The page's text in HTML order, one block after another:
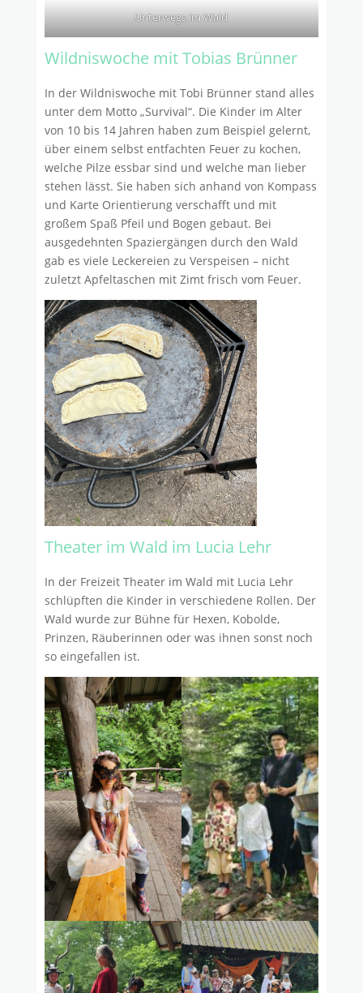
Unterwegs im Wald
Wildniswoche mit Tobias Brünner
In der Wildniswoche mit Tobi Brünner stand alles
unter dem Motto „Survival“. Die Kinder im Alter
von 10 bis 14 Jahren haben zum Beispiel gelernt,
über einem selbst entfachten Feuer zu kochen,
welche Pilze essbar sind und welche man lieber
stehen lässt. Sie haben sich anhand von Kompass
und Karte Orientierung verschafft und mit
großem Spaß Pfeil und Bogen gebaut. Bei
ausgedehnten Spaziergängen durch den Wald
gab es viele Leckereien zu Verspeisen – nicht
zuletzt Apfeltaschen mit Zimt frisch vom Feuer.
Theater im Wald im Lucia Lehr
In der Freizeit Theater im Wald mit Lucia Lehr
schlüpften die Kinder in verschiedene Rollen. Der
Wald wurde zur Bühne für Hexen, Kobolde,
Prinzen, Räuberinnen oder was ihnen sonst noch
so eingefallen ist.